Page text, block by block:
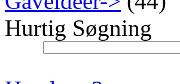
Hurtig Søgning